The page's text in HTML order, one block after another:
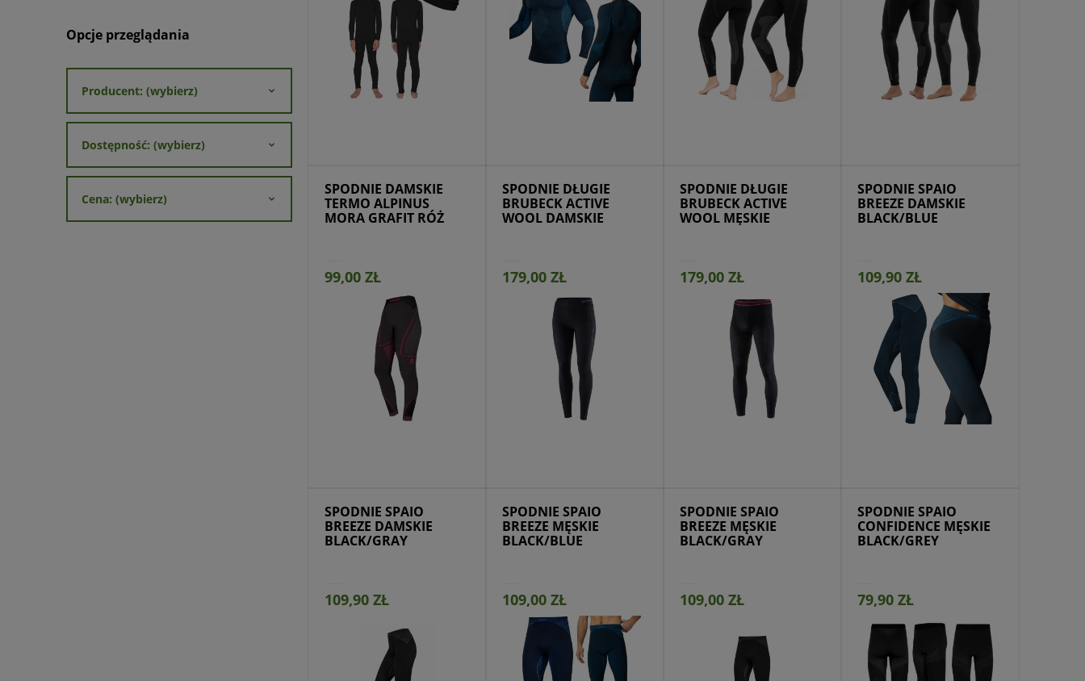
Opcje przeglądania
Producent: (wybierz)
Dostępność: (wybierz)
Cena: (wybierz)
Przejdź do produktu
SPODNIE DAMSKIE
TERMO ALPINUS
MORA GRAFIT RÓŻ
99,00 ZŁ
SPODNIE DŁUGIE
BRUBECK ACTIVE
WOOL DAMSKIE
179,00 ZŁ
SPODNIE DŁUGIE
BRUBECK ACTIVE
WOOL MĘSKIE
179,00 ZŁ
SPODNIE SPAIO
BREEZE DAMSKIE
BLACK/BLUE
109,90 ZŁ
SPODNIE SPAIO
BREEZE DAMSKIE
BLACK/GRAY
109,90 ZŁ
SPODNIE SPAIO
BREEZE MĘSKIE
BLACK/BLUE
109,00 ZŁ
SPODNIE SPAIO
BREEZE MĘSKIE
BLACK/GRAY
109,00 ZŁ
SPODNIE SPAIO
CONFIDENCE MĘSKIE
BLACK/GREY
79,90 ZŁ